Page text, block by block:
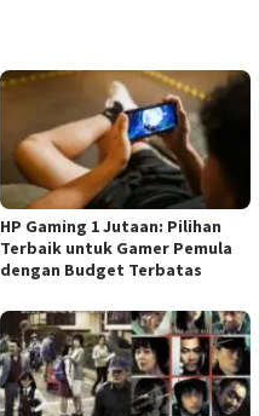
HP Gaming 1 Jutaan: Pilihan
Terbaik untuk Gamer Pemula
dengan Budget Terbatas